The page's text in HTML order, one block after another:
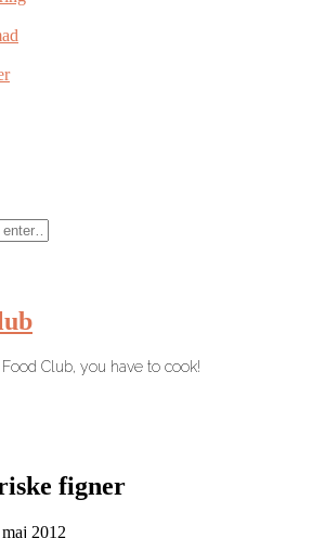
Club, you have to cook!
figner
2012